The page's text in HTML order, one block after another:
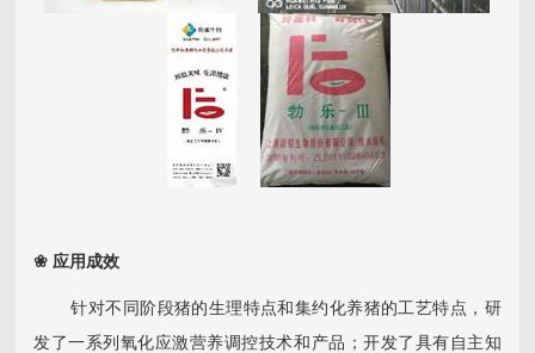
❀ 应用成效
针对不同阶段猪的生理特点和集约化养猪的工艺特点，研
发了一系列氧化应激营养调控技术和产品；开发了具有自主知